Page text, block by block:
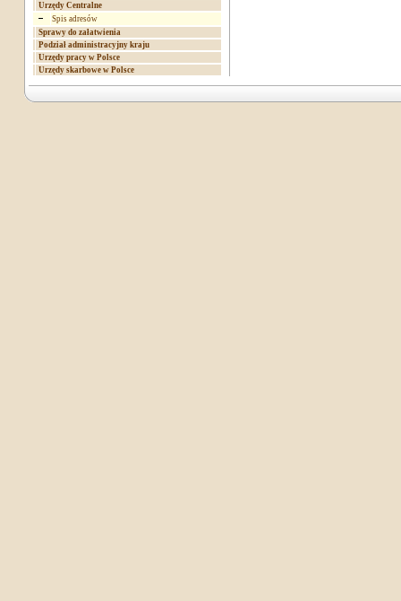
Urzędy Centralne
Spis adresów
Sprawy do załatwienia
Podział administracyjny kraju
Urzędy pracy w Polsce
Urzędy skarbowe w Polsce